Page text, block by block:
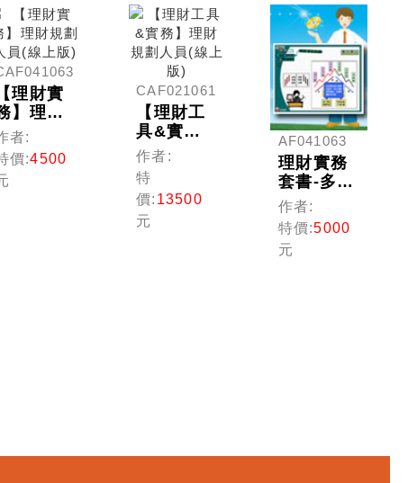
【理財實
】理財
劃人員
上版)
者:
價:4500
CAF021061
【理財工
具&實
務】理財
規劃人員
(線上版)
作者:
特
價: 13500
元
AF041063
理財實務
套書-多媒
體課程(理
財規劃人
員)
作者:
特價:5000
元